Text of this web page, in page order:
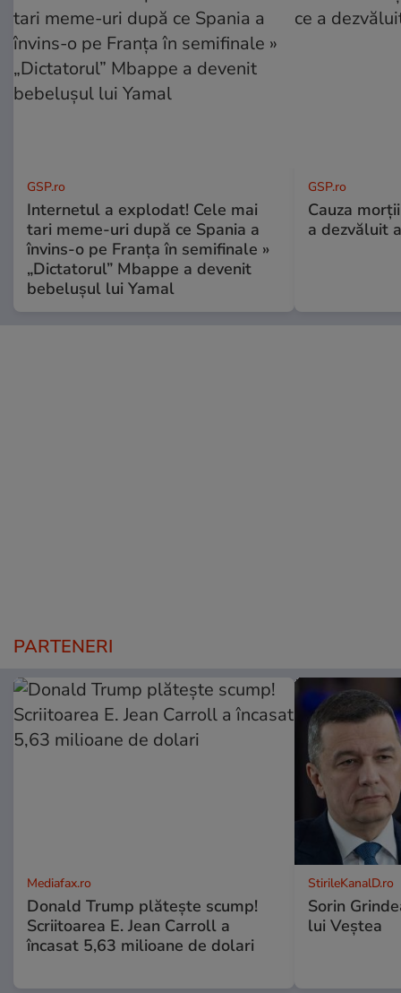
GSP.ro
Internetul a explodat! Cele mai
tari meme-uri după ce Spania a
învins-o pe Franța în semifinale »
„Dictatorul” Mbappe a devenit
bebelușul lui Yamal
GSP.ro
Cauza
a dezvăluit
PARTENERI
Mediafax.ro
Donald Trump plătește scump!
Scriitoarea E. Jean Carroll a
încasat 5,63 milioane de dolari
StirileKanalD.ro
Sorin
lui Veștea